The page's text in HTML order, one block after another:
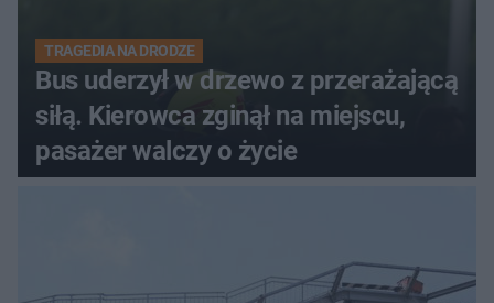
TRAGEDIA NA DRODZE
Bus uderzył w drzewo z przerażającą
siłą. Kierowca zginął na miejscu,
pasażer walczy o życie